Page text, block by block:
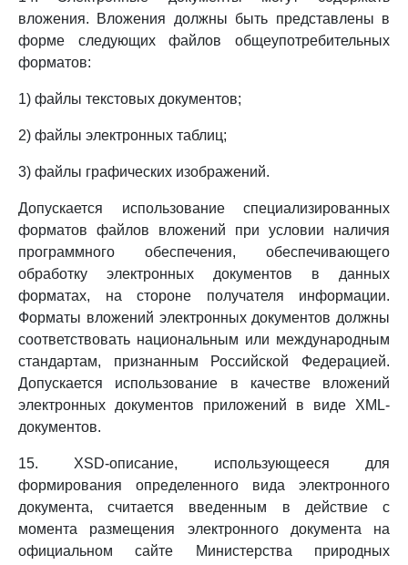
вложения. Вложения должны быть представлены в
форме следующих файлов общеупотребительных
форматов:
1) файлы текстовых документов;
2) файлы электронных таблиц;
3) файлы графических изображений.
Допускается использование специализированных
форматов файлов вложений при условии наличия
программного обеспечения, обеспечивающего
обработку электронных документов в данных
форматах, на стороне получателя информации.
Форматы вложений электронных документов должны
соответствовать национальным или международным
стандартам, признанным Российской Федерацией.
Допускается использование в качестве вложений
электронных документов приложений в виде XML-
документов.
15. XSD-описание, использующееся для
формирования определенного вида электронного
документа, считается введенным в действие с
момента размещения электронного документа на
официальном сайте Министерства природных